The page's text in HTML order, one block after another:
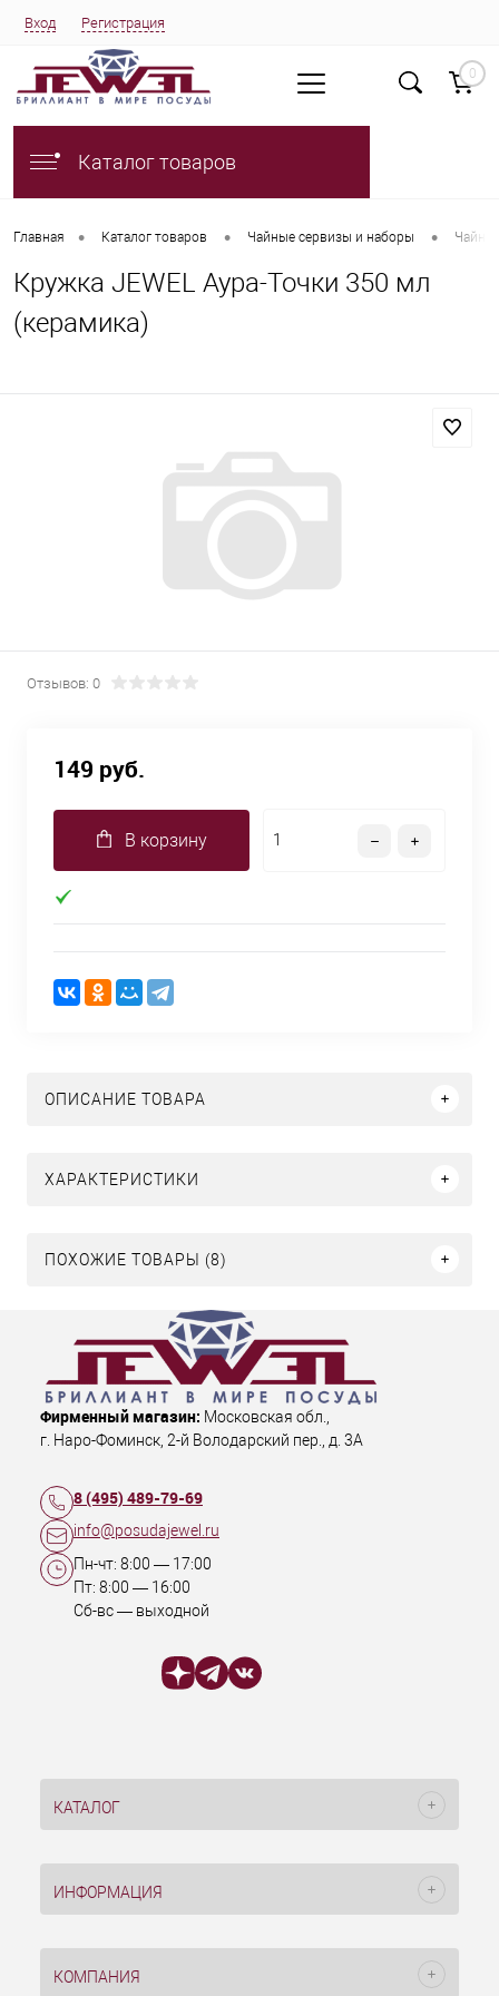
Вход Регистрация
0
Каталог товаров
Главная • Каталог товаров • Чайные сервизы и наборы •
Кружка JEWEL Аура-Точки 350 мл
(керамика)
Отзывов: 0
149 руб.
В корзину
ОПИСАНИЕ ТОВАРА
ХАРАКТЕРИСТИКИ
ПОХОЖИЕ ТОВАРЫ (8)
Фирменный магазин: Московская обл.,
г. Наро-Фоминск, 2-й Володарский пер., д. 3А
8 (495) 489-79-69
info@posudajewel.ru
Пн-чт: 8:00 — 17:00
Пт: 8:00 — 16:00
Сб-вс — выходной
КАТАЛОГ
ИНФОРМАЦИЯ
КОМПАНИЯ